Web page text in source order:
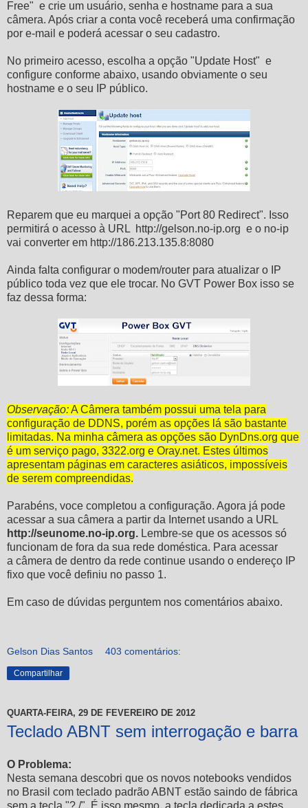
Free" e crie um usuário, senha e hostname para a sua
câmera. Após criar a conta você receberá uma confirmação
por e-mail e poderá acessar o seu cadastro.
No primeiro acesso, escolha a opção "Update Host" e
configure conforme abaixo, usando obviamente o seu
hostname e o seu IP público.
Reparem que eu marquei a opção "Port 80 Redirect". Isso
permitirá o acesso à URL http://gelson.no-ip.org e o no-ip
vai converter em http://186.213.135.8:8080
Ainda falta configurar o modem/router para atualizar o IP
público toda vez que ele trocar. No GVT Power Box isso se
faz dessa forma:
Observação:A Câmera também possui uma tela para
configuração de DDNS, porém as opções lá são bastante
limitadas. Na minha câmera as opções são DynDns.org que
é um serviço pago, 3322.org e Oray.net. Estes últimos
apresentam páginas em caracteres asiáticos, impossíveis
de serem compreendidas.
Parabéns, voce completou a configuração. Agora já pode
acessar a sua câmera a partir da Internet usando a URL
http://seunome.no-ip.org. Lembre-se que os acessos só
funcionam de fora da sua rede doméstica. Para acessar
a câmera de dentro da rede continue usando o endereço IP
fixo que você definiu no passo 1.
Em caso de dúvidas perguntem nos comentários abaixo.
Gelson Dias Santos 403 comentários:
Compartilhar
QUARTA-FEIRA, 29 DE FEVEREIRO DE 2012
Teclado ABNT sem interrogação e barra
O Problema:
Nesta semana descobri que os novos notebooks vendidos
no Brasil com teclado padrão ABNT estão saindo de fábrica
sem a tecla "? /". É isso mesmo, a tecla dedicada a estes